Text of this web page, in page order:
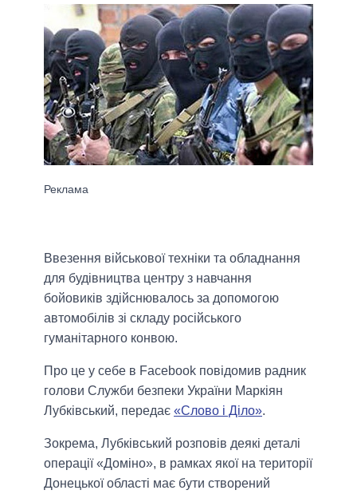
Ввезення військової техніки та обладнання
для будівництва центру з навчання
бойовиків здійснювалось за допомогою
автомобілів зі складу російського
гуманітарного конвою.
Про це у себе в Facebook повідомив радник
голови Служби безпеки України Маркіян
Лубківський, передає «Слово і Діло».
Зокрема, Лубківський розповів деякі деталі
операції «Доміно», в рамках якої на території
Донецької області має бути створений